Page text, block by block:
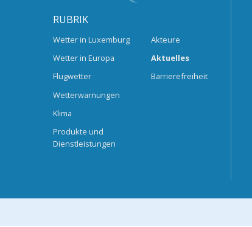
RUBRIK
Wetter in Luxemburg
Wetter in Europa
Flugwetter
Wetterwarnungen
Klima
Produkte und
Dienstleistungen
Akteure
Aktuelles
Barrierefreiheit